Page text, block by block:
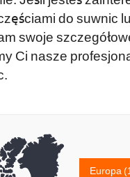
do suwnic
swoje
Ci nasze
Europa